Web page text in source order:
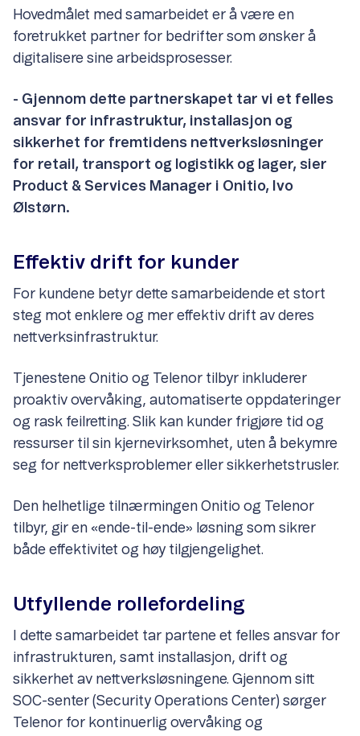
Hovedmålet med samarbeidet er å være en
foretrukket partner for bedrifter som ønsker å
digitalisere sine arbeidsprosesser.
- Gjennom dette partnerskapet tar vi et felles
ansvar for infrastruktur, installasjon og
sikkerhet for fremtidens nettverksløsninger
for retail, transport og logistikk og lager, sier
Product & Services Manager i Onitio, Ivo
Ølstørn.
Effektiv drift for kunder
For kundene betyr dette samarbeidende et stort
steg mot enklere og mer effektiv drift av deres
nettverksinfrastruktur.
Tjenestene Onitio og Telenor tilbyr inkluderer
proaktiv overvåking, automatiserte oppdateringer
og rask feilretting. Slik kan kunder frigjøre tid og
ressurser til sin kjernevirksomhet, uten å bekymre
seg for nettverksproblemer eller sikkerhetstrusler.
Den helhetlige tilnærmingen Onitio og Telenor
tilbyr, gir en «ende-til-ende» løsning som sikrer
både effektivitet og høy tilgjengelighet.
Utfyllende rollefordeling
I dette samarbeidet tar partene et felles ansvar for
infrastrukturen, samt installasjon, drift og
sikkerhet av nettverksløsningene. Gjennom sitt
SOC-senter (Security Operations Center) sørger
Telenor for kontinuerlig overvåking og